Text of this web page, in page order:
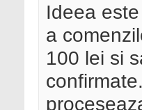
Ideea
a
100 lei si